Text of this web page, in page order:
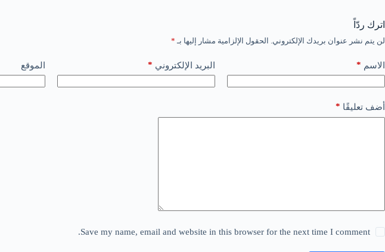
اترك ردّاً
لن يتم نشر عنوان بريدك الإلكتروني. الحقول الإلزامية مشار إليها بـ *
الاسم * البريد الإلكتروني * الموقع
أضف تعليقًا *
Save my name, email and website in this browser for the next time I comment.